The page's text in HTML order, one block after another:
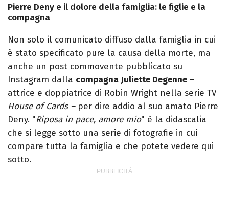
Pierre Deny e il dolore della famiglia: le figlie e la
compagna
Non solo il comunicato diffuso dalla famiglia in cui
è stato specificato pure la causa della morte, ma
anche un post commovente pubblicato su
Instagram dalla compagna Juliette Degenne –
attrice e doppiatrice di Robin Wright nella serie TV
House of Cards –per dire addio al suo amato Pierre
Deny. "Riposa in pace, amore mio" è la didascalia
che si legge sotto una serie di fotografie in cui
compare tutta la famiglia e che potete vedere qui
sotto.